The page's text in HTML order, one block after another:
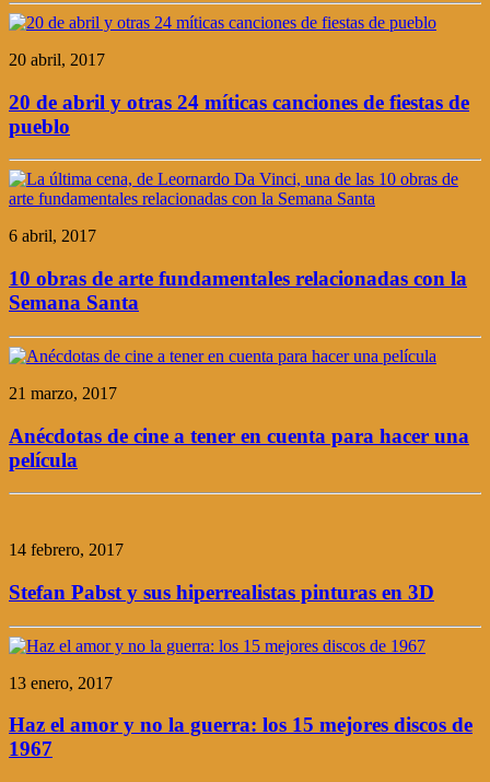
20 abril, 2017
20 de abril y otras 24 míticas canciones de fiestas de
pueblo
6 abril, 2017
10 obras de arte fundamentales relacionadas con la
Semana Santa
21 marzo, 2017
Anécdotas de cine a tener en cuenta para hacer una
película
14 febrero, 2017
Stefan Pabst y sus hiperrealistas pinturas en 3D
13 enero, 2017
Haz el amor y no la guerra: los 15 mejores discos de
1967